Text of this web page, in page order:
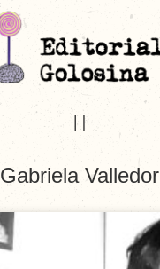
Gabriela Valledor